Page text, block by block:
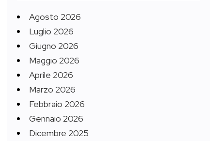
Agosto 2026
Luglio 2026
Giugno 2026
Maggio 2026
Aprile 2026
Marzo 2026
Febbraio 2026
Gennaio 2026
Dicembre 2025